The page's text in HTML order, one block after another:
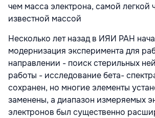
чем масса электрона, самой легкой
известной массой
Несколько лет назад в ИЯИ РАН
модернизация эксперимента для
направлении - поиск стерильных
работы - исследование бета-
сохранен, но многие элементы
заменены, а диапазон измеряемых
электронов был существенно